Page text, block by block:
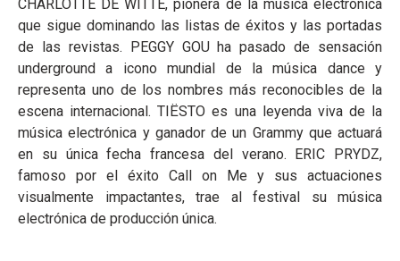
CHARLOTTE DE WITTE, pionera de la música electrónica
que sigue dominando las listas de éxitos y las portadas
de las revistas. PEGGY GOU ha pasado de sensación
underground a icono mundial de la música dance y
representa uno de los nombres más reconocibles de la
escena internacional. TIËSTO es una leyenda viva de la
música electrónica y ganador de un Grammy que actuará
en su única fecha francesa del verano. ERIC PRYDZ,
famoso por el éxito Call on Me y sus actuaciones
visualmente impactantes, trae al festival su música
electrónica de producción única.